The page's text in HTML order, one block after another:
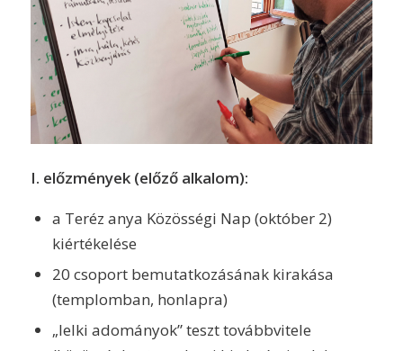
I. előzmények (előző alkalom):
a Teréz anya Közösségi Nap (október 2)
kiértékelése
20 csoport bemutatkozásának kirakása
(templomban, honlapra)
„lelki adományok” teszt továbbvitele